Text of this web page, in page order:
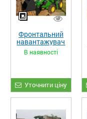
Фронтальний
навантажувач
«STRONG XL»
В наявності
Уточнити ціну